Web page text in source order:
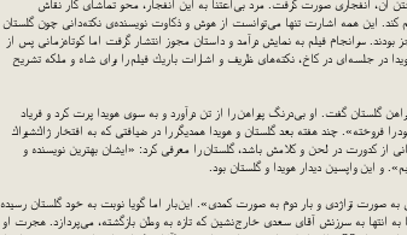
آن،‌ انفجاری صورت گرفت. مرد بی‌اعتنا به این انفجار، محو تماشای كار نقاش
كند. این همه اشارت تنها می‌توانست از هوش و ذكاوت نویسنده‌ی نكته‌دانی چون گلستان
سرانجام فیلم به نمایش درآمد و داستان مجوز انتشار گرفت اما كوتاه‌زمانی پس از
در جلسه‌ای در كاخ، نكته‌های ظریف و اشارات باریك فیلم را برای شاه و ملكه تشریح
گلستان گفت. او بی‌درنگ پیراهن را از تن درآورد و به سوی هویدا پرت كرد و فریاد
چند هفته بعد گلستان و هویدا همدیگر را در ضیافتی كه به افتخار ژاك‌شیراك
از كدورت در لحن و كلامش باشد، گلستان را معرفی كرد: «ایشان بهترین نویسنده و
و این واپسین دیدار هویدا و گلستان بود.
صورت تراژدی و بار دوم به صورت كمدی». این‌بار اما گویا نوبت به خود گلستان رسیده
انتها به سرزنش آقای سعدی خارج‌نشین كه تازه به وطن بازگشته، می‌پردازد. هجرت او